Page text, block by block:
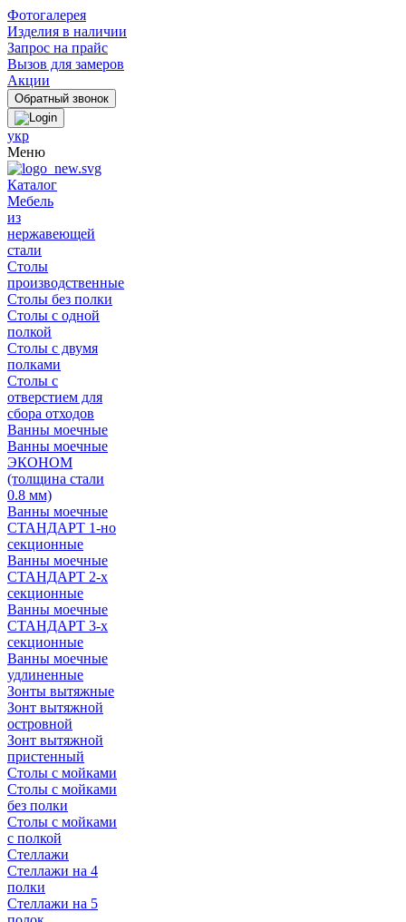
Фотогалерея
Изделия в наличии
Запрос на прайс
Вызов для замеров
Акции
укр
Меню
Каталог
Мебель
из
нержавеющей
стали
Столы
производственные
Столы без полки
Столы с одной
полкой
Столы с двумя
полками
Столы с
отверстием для
сбора отходов
Ванны моечные
Ванны моечные
ЭКОНОМ
(толщина стали
0.8 мм)
Ванны моечные
СТАНДАРТ 1-но
секционные
Ванны моечные
СТАНДАРТ 2-х
секционные
Ванны моечные
СТАНДАРТ 3-х
секционные
Ванны моечные
удлиненные
Зонты вытяжные
Зонт вытяжной
островной
Зонт вытяжной
пристенный
Столы с мойками
Столы с мойками
без полки
Столы с мойками
с полкой
Стеллажи
Стеллажи на 4
полки
Стеллажи на 5